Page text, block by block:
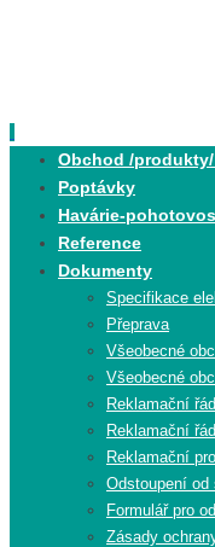
content
Obchod /
Poptávky
Havárie-
Reference
Dokumenty
Specifikace
Přeprava
Všeobecné
Všeobecné
Reklamační
Reklamační
Reklamační
Odstoupení od
Formulář pro
Zásady